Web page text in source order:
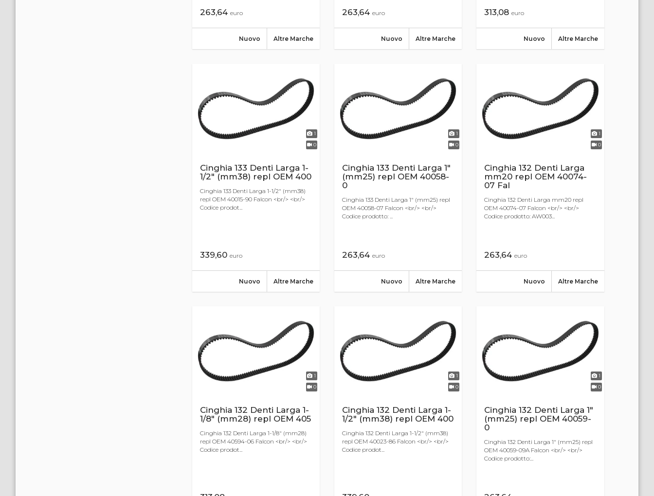
263,64 euro
Altre Marche
Nuovo
263,64 euro
Altre Marche
Nuovo
313,08euro
Altre Marche
Nuovo
1
0
Cinghia 133 Denti Larga 1-
1/2" (mm38) repl OEM 400
Cinghia 133 Denti Larga 1-1/2" (mm38)
repl OEM 40015-90 Falcon <br/> <br/>
Codice prodot...
339,60 euro
Altre Marche
Nuovo
1
0
Cinghia 133 Denti Larga 1"
(mm25) repl OEM 40058-
0
Cinghia 133 Denti Larga 1" (mm25) repl
OEM 40058-07 Falcon <br/> <br/>
Codice prodotto: ...
263,64 euro
Altre Marche
Nuovo
1
0
Cinghia 132 Denti Larga
mm20 repl OEM 40074-
07 Fal
Cinghia 132 Denti Larga mm20 repl
OEM 40074-07 Falcon <br/> <br/>
Codice prodotto: AW003...
263,64euro
Altre Marche
Nuovo
1
0
Cinghia 132 Denti Larga 1-
1/8" (mm28) repl OEM 405
Cinghia 132 Denti Larga 1-1/8" (mm28)
repl OEM 40594-06 Falcon <br/> <br/>
Codice prodot...
1
0
Cinghia 132 Denti Larga 1-
1/2" (mm38) repl OEM 400
Cinghia 132 Denti Larga 1-1/2" (mm38)
repl OEM 40023-86 Falcon <br/> <br/>
Codice prodot...
1
0
Cinghia 132 Denti Larga 1"
(mm25) repl OEM 40059-
0
Cinghia 132 Denti Larga 1" (mm25) repl
OEM 40059-09A Falcon <br/> <br/>
Codice prodotto:...